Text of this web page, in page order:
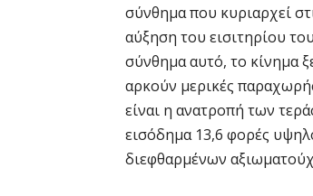
σύνθημα που κυριαρχεί
αύξηση του εισιτηρίου
σύνθημα αυτό, το κίνημα
αρκούν μερικές
είναι η ανατροπή των
εισόδημα 13,6 φορές
διεφθαρμένων